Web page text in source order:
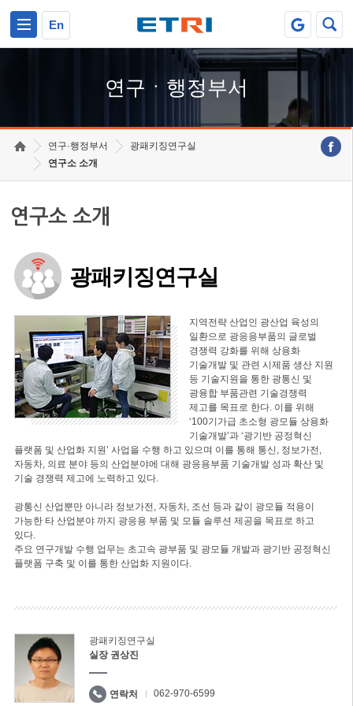
En
연구ㆍ행정부서
연구·행정부서
광패키징연구실
연구소 소개
연구소 소개
광패키징연구실
지역전략 산업인 광산업 육성의
일환으로 광응용부품의 글로벌
경쟁력 강화를 위해 상용화
기술개발 및 관련 시제품 생산 지원
등 기술지원을 통한 광통신 및
광융합 부품관련 기술경쟁력
제고를 목표로 한다. 이를 위해
‘100기가급 초소형 광모듈 상용화
기술개발’과 ‘광기반 공정혁신
플랫폼 및 산업화 지원’ 사업을 수행 하고 있으며 이를 통해 통신, 정보가전,
자동차, 의료 분야 등의 산업분야에 대해 광응용부품 기술개발 성과 확산 및
기술 경쟁력 제고에 노력하고 있다.
광통신 산업뿐만 아니라 정보가전, 자동차, 조선 등과 같이 광모듈 적용이
가능한 타 산업분야 까지 광응용 부품 및 모듈 솔루션 제공을 목표로 하고
있다.
주요 연구개발 수행 업무는 초고속 광부품 및 광모듈 개발과 광기반 공정혁신
플랫폼 구축 및 이를 통한 산업화 지원이다.
광패키징연구실
실장 권상진
연락처 062-970-6599